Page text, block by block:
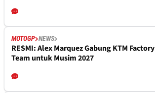
MOTOGP NEWS
RESMI: Alex Marquez Gabung KTM Factory
Team untuk Musim 2027